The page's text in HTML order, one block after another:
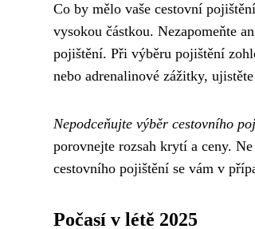
Co by mělo vaše cestovní
vysokou částkou. Nezapomeňte
pojištění. Při výběru pojištění
nebo adrenalinové zážitky,
Nepodceňujte výběr cestovního
porovnejte rozsah krytí a ceny.
cestovního pojištění se vám v
Počasí v létě 2025